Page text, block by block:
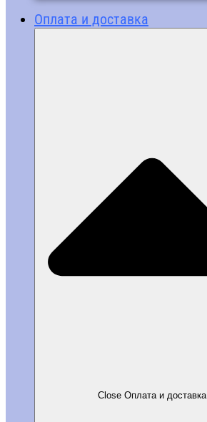
Оплата и доставка
Close Оплата и доставка